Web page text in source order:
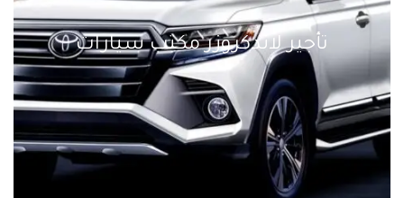
تأجير لاندكروزر مكتب سيارات